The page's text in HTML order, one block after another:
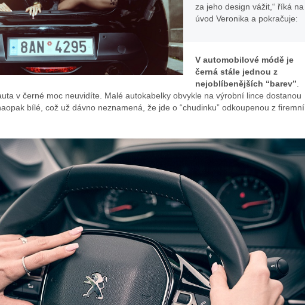
za jeho design vážit,“ říká na
úvod Veronika a pokračuje:
V automobilové módě je
černá stále jednou z
nejoblíbenějších “barev”
v černé moc neuvidíte. Malé autokabelky obvykle na výrobní lince dostanou
bílé, což už dávno neznamená, že jde o “chudinku” odkoupenou z firemní